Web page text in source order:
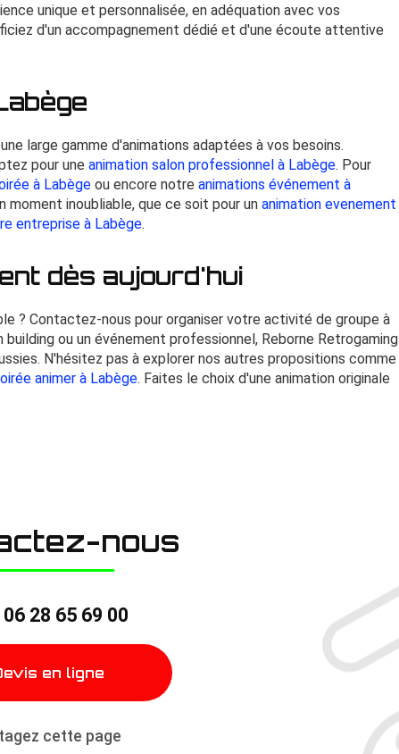
unique et personnalisée, en adéquation avec vos
d'un accompagnement dédié et d'une écoute attentive
large gamme d'animations adaptées à vos besoins.
pour une animation salon professionnel à Labège. Pour
à Labège ou encore notre animations événement à
inoubliable, que ce soit pour un animation evenement
entreprise à Labège.
dès aujourd'hui
? Contactez-nous pour organiser votre activité de groupe à
building ou un événement professionnel, Reborne Retrogaming
N'hésitez pas à explorer nos autres propositions comme
animer à Labège. Faites le choix d'une animation originale
nous
06 28 65 69 00
en ligne
cette page